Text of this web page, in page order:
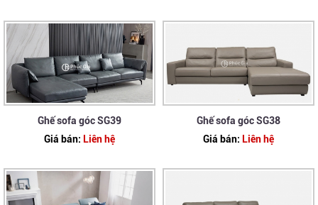
Ghế sofa góc SG39
Giá bán: Liên hệ
Ghế sofa góc SG38
Giá bán: Liên hệ